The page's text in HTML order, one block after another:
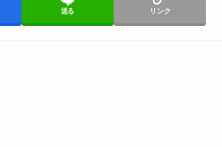
送る リンク